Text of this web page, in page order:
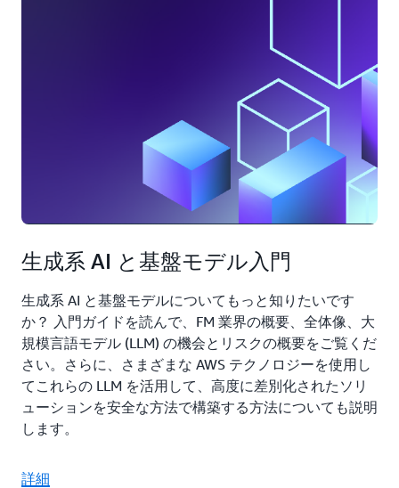
生成系 AI と基盤モデル入門
生成系 AI と基盤モデルについてもっと知りたいです
か？ 入門ガイドを読んで、FM 業界の概要、全体像、大
規模言語モデル (LLM) の機会とリスクの概要をご覧くだ
さい。さらに、さまざまな AWS テクノロジーを使用し
てこれらの LLM を活用して、高度に差別化されたソリ
ューションを安全な方法で構築する方法についても説明
します。
詳細